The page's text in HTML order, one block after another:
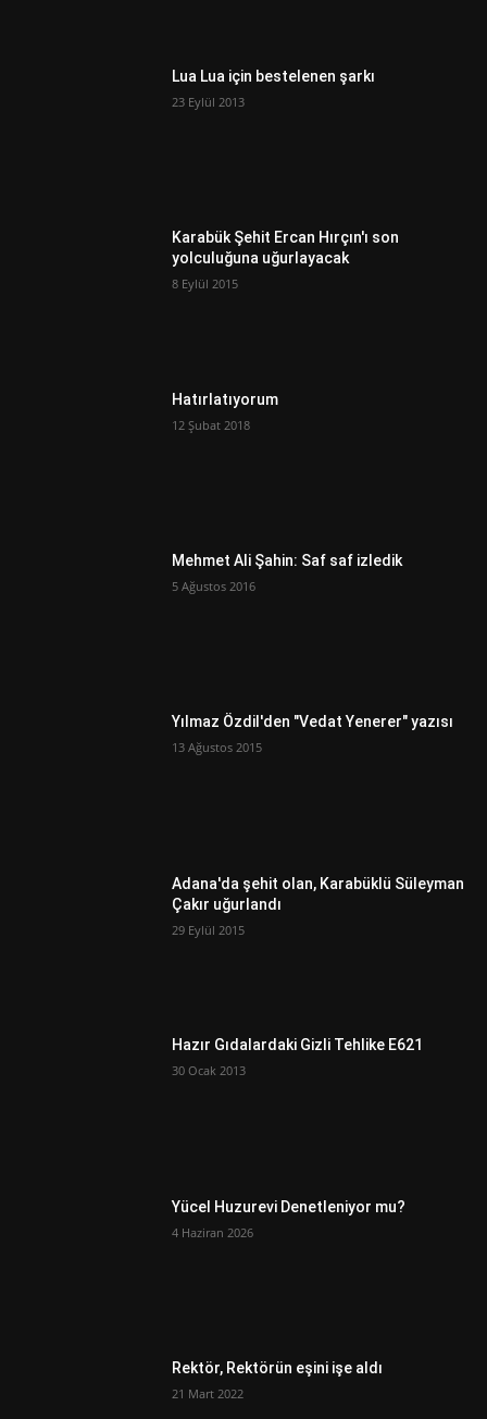
Lua Lua için bestelenen şarkı
23 Eylül 2013
Karabük Şehit Ercan Hırçın'ı son
yolculuğuna uğurlayacak
8 Eylül 2015
Hatırlatıyorum
12 Şubat 2018
Mehmet Ali Şahin: Saf saf izledik
5 Ağustos 2016
Yılmaz Özdil'den "Vedat Yenerer" yazısı
13 Ağustos 2015
Adana'da şehit olan, Karabüklü Süleyman
Çakır uğurlandı
29 Eylül 2015
Hazır Gıdalardaki Gizli Tehlike E621
30 Ocak 2013
Yücel Huzurevi Denetleniyor mu?
4 Haziran 2026
Rektör, Rektörün eşini işe aldı
21 Mart 2022